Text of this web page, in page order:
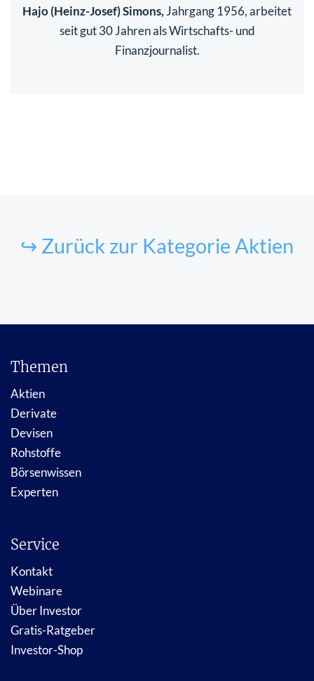
Hajo (Heinz-Josef) Simons, Jahrgang 1956, arbeitet
seit gut 30 Jahren als Wirtschafts- und
Finanzjournalist.
↪ Zurück zur Kategorie Aktien
Themen
Aktien
Derivate
Devisen
Rohstoffe
Börsenwissen
Experten
Service
Kontakt
Webinare
Über Investor
Gratis-Ratgeber
Investor-Shop